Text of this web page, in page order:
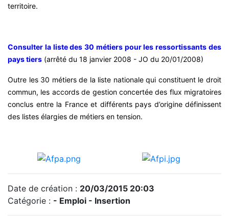
territoire.
Consulter la liste des 30 métiers pour les ressortissants des
pays tiers (arrêté du 18 janvier 2008 - JO du 20/01/2008)
Outre les 30 métiers de la liste nationale qui constituent le droit
commun, les accords de gestion concertée des flux migratoires
conclus entre la France et différents pays d’origine définissent
des listes élargies de métiers en tension.
Date de création : 20/03/2015 20:03
Catégorie : - Emploi - Insertion